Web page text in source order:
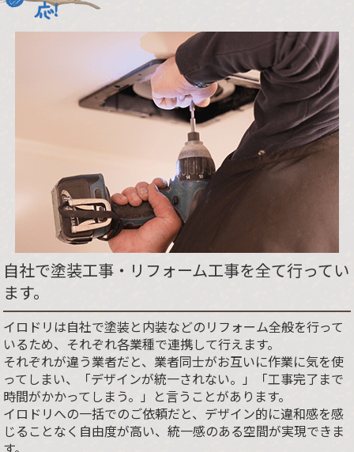
応！
自社で塗装工事・リフォーム工事を全て行ってい
ます。
イロドリは自社で塗装と内装などのリフォーム全般を行って
いるため、それぞれ各業種で連携して行えます。
それぞれが違う業者だと、業者同士がお互いに作業に気を使
ってしまい、「デザインが統一されない。」「工事完了まで
時間がかかってしまう。」と言うことがあります。
イロドリへの一括でのご依頼だと、デザイン的に違和感を感
じることなく自由度が高い、統一感のある空間が実現できま